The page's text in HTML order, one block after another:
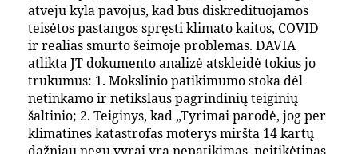
atveju kyla pavojus, kad bus diskredituojamos
teisėtos pastangos spręsti klimato kaitos, COVID
ir realias smurto šeimoje problemas. DAVIA
atlikta JT dokumento analizė atskleidė tokius jo
trūkumus: 1. Mokslinio patikimumo stoka dėl
netinkamo ir netikslaus pagrindinių teiginių
šaltinio; 2. Teiginys, kad „Tyrimai parodė, jog per
klimatines katastrofas moterys miršta 14 kartų